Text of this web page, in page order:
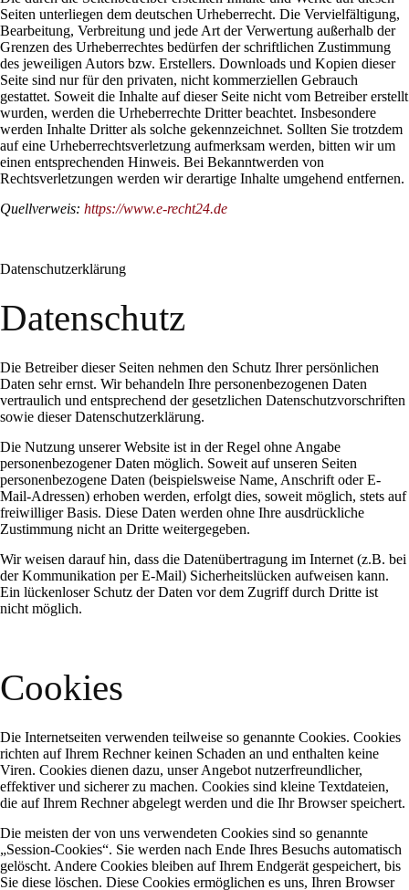
Seiten unterliegen dem deutschen Urheberrecht. Die Vervielfältigung,
Bearbeitung, Verbreitung und jede Art der Verwertung außerhalb der
Grenzen des Urheberrechtes bedürfen der schriftlichen Zustimmung
des jeweiligen Autors bzw. Erstellers. Downloads und Kopien dieser
Seite sind nur für den privaten, nicht kommerziellen Gebrauch
gestattet. Soweit die Inhalte auf dieser Seite nicht vom Betreiber erstellt
wurden, werden die Urheberrechte Dritter beachtet. Insbesondere
werden Inhalte Dritter als solche gekennzeichnet. Sollten Sie trotzdem
auf eine Urheberrechtsverletzung aufmerksam werden, bitten wir um
einen entsprechenden Hinweis. Bei Bekanntwerden von
Rechtsverletzungen werden wir derartige Inhalte umgehend entfernen.
Quellverweis: https://www.e-recht24.de
Datenschutzerklärung
Datenschutz
Die Betreiber dieser Seiten nehmen den Schutz Ihrer persönlichen
Daten sehr ernst. Wir behandeln Ihre personenbezogenen Daten
vertraulich und entsprechend der gesetzlichen Datenschutzvorschriften
sowie dieser Datenschutzerklärung.
Die Nutzung unserer Website ist in der Regel ohne Angabe
personenbezogener Daten möglich. Soweit auf unseren Seiten
personenbezogene Daten (beispielsweise Name, Anschrift oder E-
Mail-Adressen) erhoben werden, erfolgt dies, soweit möglich, stets auf
freiwilliger Basis. Diese Daten werden ohne Ihre ausdrückliche
Zustimmung nicht an Dritte weitergegeben.
Wir weisen darauf hin, dass die Datenübertragung im Internet (z.B. bei
der Kommunikation per E-Mail) Sicherheitslücken aufweisen kann.
Ein lückenloser Schutz der Daten vor dem Zugriff durch Dritte ist
nicht möglich.
Cookies
Die Internetseiten verwenden teilweise so genannte Cookies. Cookies
richten auf Ihrem Rechner keinen Schaden an und enthalten keine
Viren. Cookies dienen dazu, unser Angebot nutzerfreundlicher,
effektiver und sicherer zu machen. Cookies sind kleine Textdateien,
die auf Ihrem Rechner abgelegt werden und die Ihr Browser speichert.
Die meisten der von uns verwendeten Cookies sind so genannte
„Session-Cookies“. Sie werden nach Ende Ihres Besuchs automatisch
gelöscht. Andere Cookies bleiben auf Ihrem Endgerät gespeichert, bis
Sie diese löschen. Diese Cookies ermöglichen es uns, Ihren Browser